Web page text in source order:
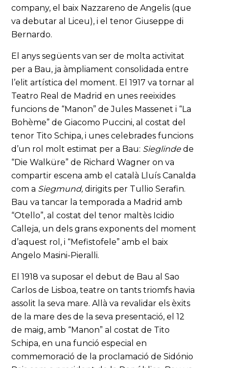
company, el baix Nazzareno de Angelis (que
va debutar al Liceu), i el tenor Giuseppe di
Bernardo.
El anys següents van ser de molta activitat
per a Bau, ja àmpliament consolidada entre
l’elit artística del moment. El 1917 va tornar al
Teatro Real de Madrid en unes reeixides
funcions de “Manon” de Jules Massenet i “La
Bohème” de Giacomo Puccini, al costat del
tenor Tito Schipa, i unes celebrades funcions
d’un rol molt estimat per a Bau: Sieglindede
“Die Walküre” de Richard Wagner on va
compartir escena amb el català Lluís Canalda
com a Siegmund,dirigits per Tullio Serafin.
Bau va tancar la temporada a Madrid amb
“Otello”, al costat del tenor maltès Icidio
Calleja, un dels grans exponents del moment
d’aquest rol, i “Mefistofele” amb el baix
Angelo Masini-Pieralli.
El 1918 va suposar el debut de Bau al Sao
Carlos de Lisboa, teatre on tants triomfs havia
assolit la seva mare. Allà va revalidar els èxits
de la mare des de la seva presentació, el 12
de maig, amb “Manon” al costat de Tito
Schipa, en una funció especial en
commemoració de la proclamació de Sidónio